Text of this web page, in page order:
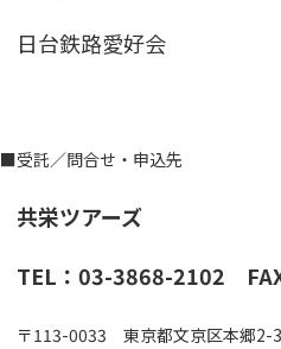
日台鉄路愛好会
■受託／問合せ・申込先
共栄ツアーズ
TEL：03-3868-2102
〒113-0033 東京都文京区本郷2-